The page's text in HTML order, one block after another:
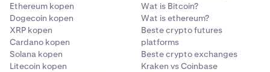
Ethereum kopen
Dogecoin kopen
XRP kopen
Cardano kopen
Solana kopen
Litecoin kopen
Wat is Bitcoin?
Wat is ethereum?
Beste crypto futures
platforms
Beste crypto exchanges
Kraken vs Coinbase